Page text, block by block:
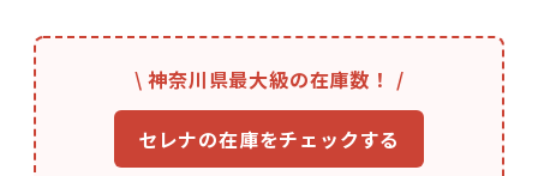
\ 神奈川県最大級の在庫数！ /
セレナの在庫をチェックする